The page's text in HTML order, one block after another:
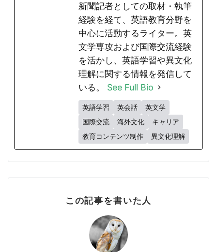
新聞記者としての取材・執筆
経験を経て、英語教育分野を
中心に活動するライター。英
文学専攻および国際交流経験
を活かし、英語学習や異文化
理解に関する情報を発信して
いる。 See Full Bio
英語学習 英会話
英文学
国際交流
海外文化
キャリア
教育コンテンツ制作
異文化理解
この記事を書いた人